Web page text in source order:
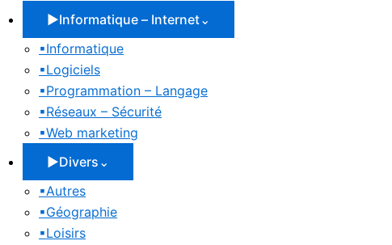
▶Informatique – Internet⌄
▪Informatique
▪Logiciels
▪Programmation – Langage
▪Réseaux – Sécurité
▪Web marketing
▶Divers ⌄
▪Autres
▪Géographie
▪Loisirs